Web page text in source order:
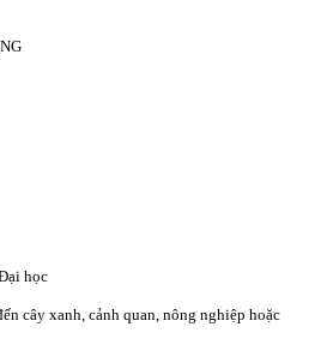
học
cây xanh, cảnh quan, nông nghiệp hoặc